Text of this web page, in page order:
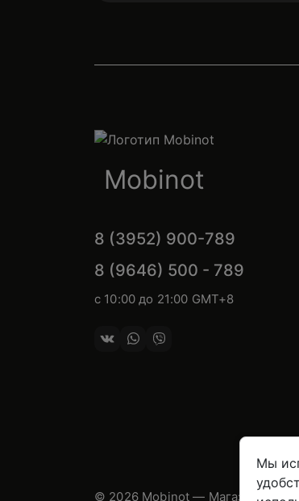
Мы
Mobinot
8 (3952) 900-789
8 (9646) 500 - 789
с 10:00 до 21:00 GMT+8
© 2026 Mobinot — Магазин